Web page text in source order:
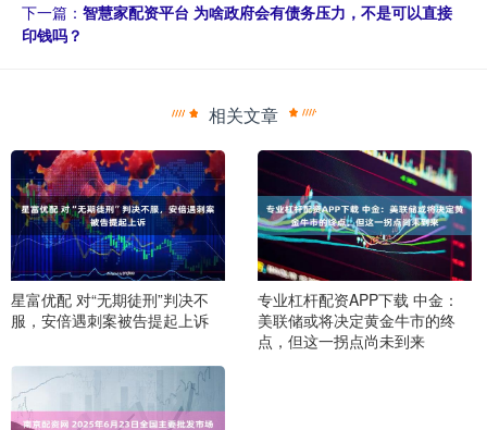
下一篇： 智慧家配资平台 为啥政府会有债务压力，不是可以直接
印钱吗？
相关文章
星富优配 对“无期徒刑”判决不
服，安倍遇刺案被告提起上诉
专业杠杆配资APP下载 中金：
美联储或将决定黄金牛市的终
点，但这一拐点尚未到来